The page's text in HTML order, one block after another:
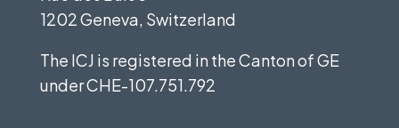
1202 Geneva, Switzerland
The ICJ is registered in the Canton of GE
underCHE-107.751.792